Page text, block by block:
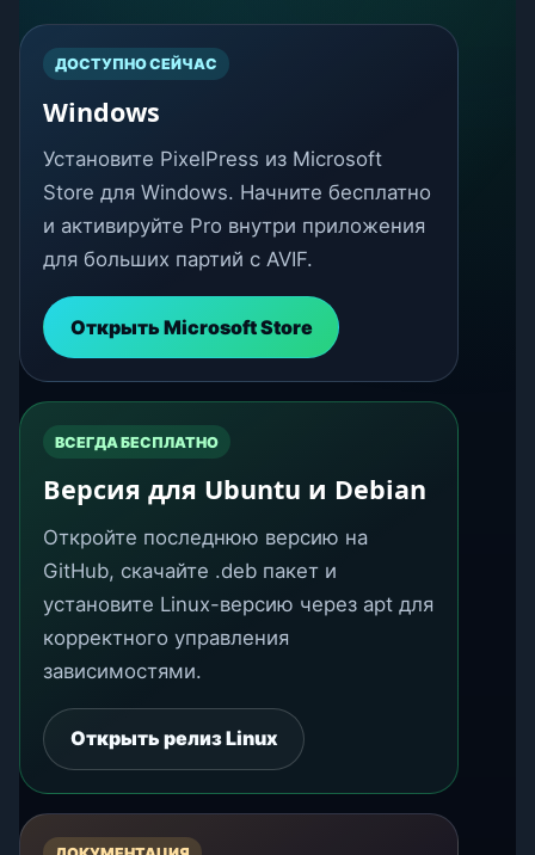
ДОСТУПНО СЕЙЧАС
Windows
Установите PixelPress из Microsoft
Store для Windows. Начните бесплатно
и активируйте Pro внутри приложения
для больших партий с AVIF.
Открыть Microsoft Store
ВСЕГДА БЕСПЛАТНО
Версия для Ubuntu и Debian
Откройте последнюю версию на
GitHub, скачайте .deb пакет и
установите Linux-версию через apt для
корректного управления
зависимостями.
Открыть релиз Linux